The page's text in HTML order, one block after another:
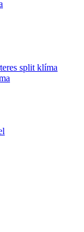
split klíma